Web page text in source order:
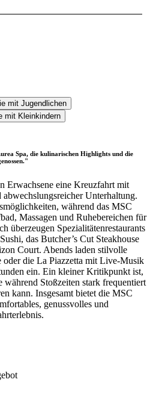
mit Jugendlichen
mit Kleinkindern
Spa, die kulinarischen Highlights und die
Erwachsene eine Kreuzfahrt mit
Unterhaltung.
während das MSC
Massagen und Ruhebereichen für
überzeugen Spezialitätenrestaurants
das Butcher’s Cut Steakhouse
Court. Abends laden stilvolle
die La Piazzetta mit Live-Musik
ein. Ein kleiner Kritikpunkt ist,
während Stoßzeiten stark frequentiert
kann. Insgesamt bietet die MSC
genussvolles und